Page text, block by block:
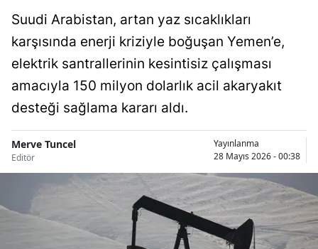
Suudi Arabistan, artan yaz sıcaklıkları
karşısında enerji kriziyle boğuşan Yemen’e,
elektrik santrallerinin kesintisiz çalışması
amacıyla 150 milyon dolarlık acil akaryakıt
desteği sağlama kararı aldı.
Merve Tuncel
Editör
Yayınlanma
28 Mayıs 2026 - 00:38